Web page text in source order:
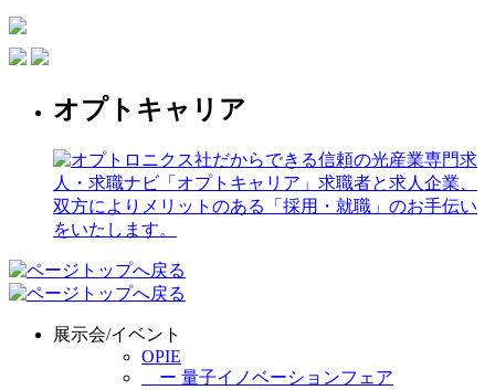
オプトキャリア
展示会/イベント
OPIE
ー 量子イノベーションフェア